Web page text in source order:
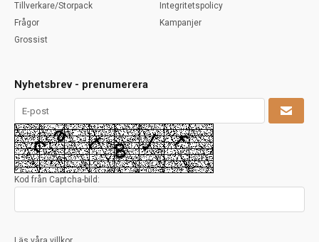
Tillverkare/Storpack
Frågor
Grossist
Integritetspolicy
Kampanjer
Nyhetsbrev - prenumerera
Kod från Captcha-bild: